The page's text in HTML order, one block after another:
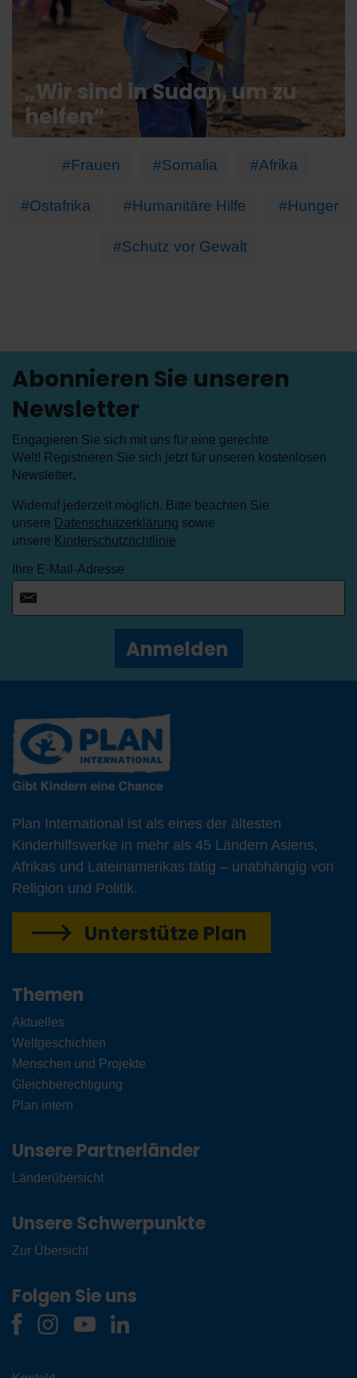
„Wir sind in Sudan, um zu
helfen“
#Frauen #Somalia #Afrika
#Ostafrika #Humanitäre Hilfe #Hunger
#Schutz vor Gewalt
Abonnieren Sie unseren
Newsletter
Engagieren Sie sich mit uns für eine gerechte
Welt! Registrieren Sie sich jetzt für unseren kostenlosen
Newsletter.
Widerruf jederzeit möglich. Bitte beachten Sie
unsere Datenschutzerklärung sowie
unsere Kinderschutzrichtlinie
Ihre E-Mail-Adresse
Anmelden
Plan International ist als eines der ältesten
Kinderhilfswerke in mehr als 45 Ländern Asiens,
Afrikas und Lateinamerikas tätig – unabhängig von
Religion und Politik.
Unterstütze Plan
Themen
Aktuelles
Weltgeschichten
Menschen und Projekte
Gleichberechtigung
Plan intern
Unsere Partnerländer
Länderübersicht
Unsere Schwerpunkte
Zur Übersicht
Folgen Sie uns